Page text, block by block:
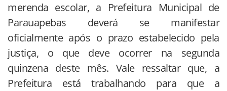
merenda escolar, a Prefeitura Municipal de
Parauapebas deverá se manifestar
oficialmente após o prazo estabelecido pela
justiça, o que deve ocorrer na segunda
quinzena deste mês. Vale ressaltar que, a
Prefeitura está trabalhando para que a